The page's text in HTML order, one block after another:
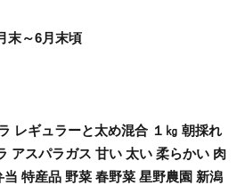
末～6月末頃
レギュラーと太め混合 １㎏ 朝採れ
アスパラガス 甘い 太い 柔らかい 肉
特産品 野菜 春野菜 星野農園 新潟